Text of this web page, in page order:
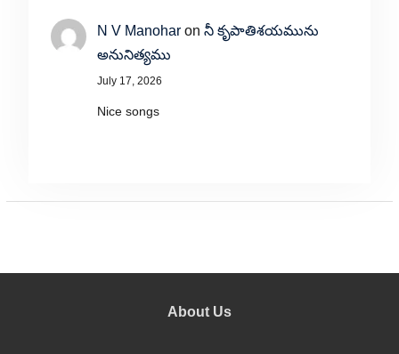
N V Manoharon నీ కృపాతిశయమును
అనునిత్యము
July 17, 2026
Nice songs
About Us